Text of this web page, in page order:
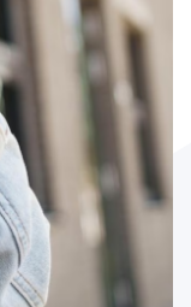
2 Entradas 2D